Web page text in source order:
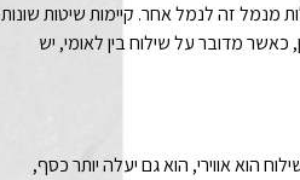
מנמל זה לנמל אחר. קיימות שיטות שונות
מדובר על שילוח בין לאומי, יש
הוא אווירי, הוא גם יעלה יותר כסף,